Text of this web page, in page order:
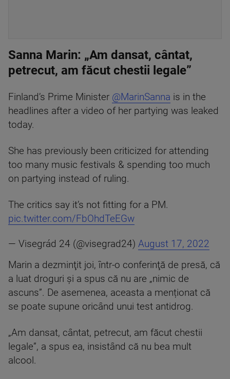
Sanna Marin: „Am dansat, cântat,
petrecut, am făcut chestii legale”
Finland’s Prime Minister @MarinSanna is in the
headlines after a video of her partying was leaked
today.
She has previously been criticized for attending
too many music festivals & spending too much
on partying instead of ruling.
The critics say it’s not fitting for a PM.
pic.twitter.com/FbOhdTeEGw
— Visegrád 24 (@visegrad24) August 17, 2022
Marin a dezminţit joi, într-o conferinţă de presă, că
a luat droguri şi a spus că nu are „nimic de
ascuns”. De asemenea, aceasta a menționat că
se poate supune oricând unui test antidrog.
„Am dansat, cântat, petrecut, am făcut chestii
legale”, a spus ea, insistând că nu bea mult
alcool.